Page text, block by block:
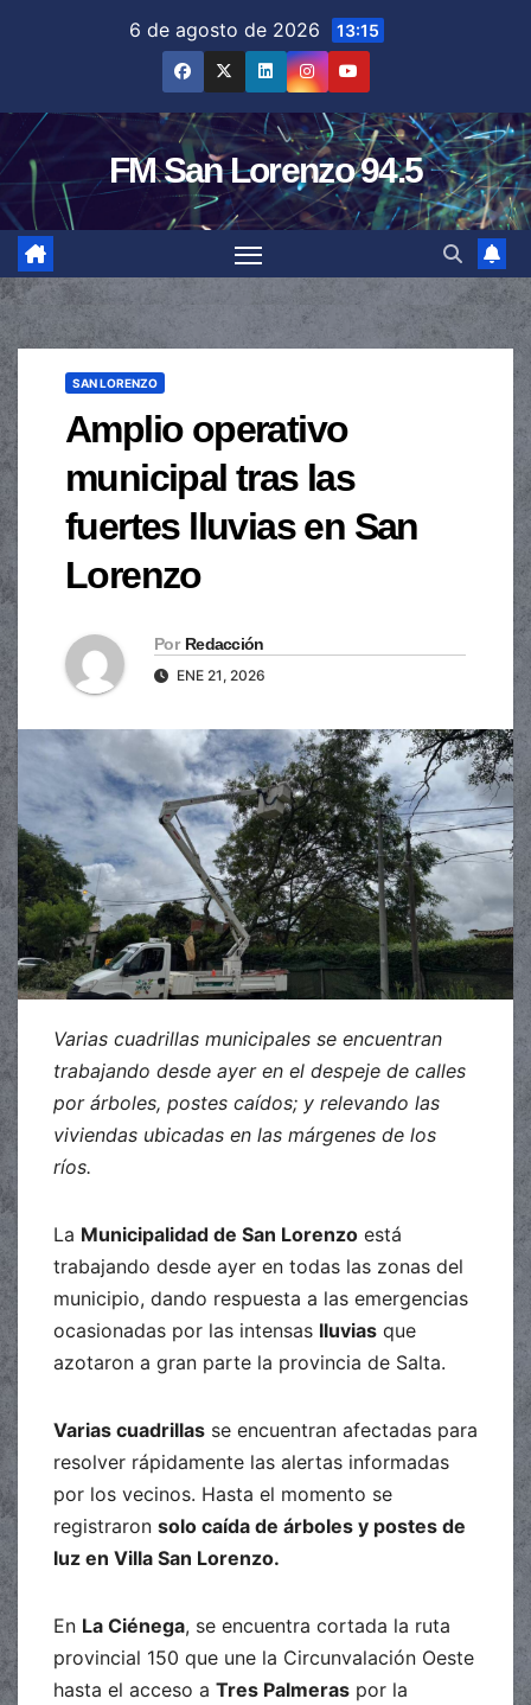
6 de agosto de 2026 13:15
FM San Lorenzo 94.5
SAN LORENZO
Amplio operativo
municipal tras las
fuertes lluvias en San
Lorenzo
Por Redacción
ENE 21, 2026
Varias cuadrillas municipales se encuentran
trabajando desde ayer en el despeje de calles
por árboles, postes caídos; y relevando las
viviendas ubicadas en las márgenes de los
ríos.
La Municipalidad de San Lorenzo está
trabajando desde ayer en todas las zonas del
municipio, dando respuesta a las emergencias
ocasionadas por las intensas lluvias que
azotaron a gran parte la provincia de Salta.
Varias cuadrillas se encuentran afectadas para
resolver rápidamente las alertas informadas
por los vecinos. Hasta el momento se
registraron solo caída de árboles y postes de
luz en Villa San Lorenzo.
En La Ciénega, se encuentra cortada la ruta
provincial 150 que une la Circunvalación Oeste
hasta el acceso a Tres Palmeras por la